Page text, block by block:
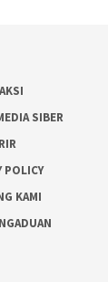
SIBER
POLICY
KAMI